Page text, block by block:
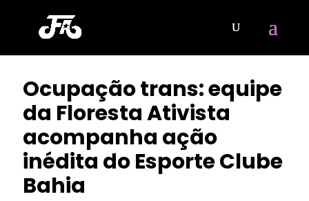
Ocupação trans: equipe
da Floresta Ativista
acompanha ação
inédita do Esporte Clube
Bahia